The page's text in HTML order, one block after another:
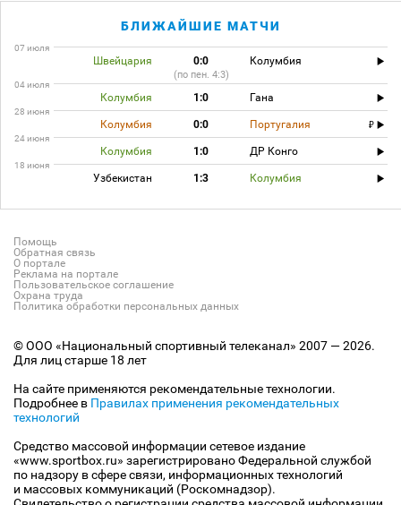
БЛИЖАЙШИЕ МАТЧИ
07 июля
Швейцария 0:0 Колумбия
(по пен. 4:3)
04 июля
Колумбия 1:0 Гана
28 июня
Колумбия 0:0 Португалия
24 июня
Колумбия 1:0 ДР Конго
18 июня
Узбекистан 1:3 Колумбия
Помощь
Обратная связь
О портале
Реклама на портале
Пользовательское соглашение
Охрана труда
Политика обработки персональных данных
© ООО «Национальный спортивный телеканал» 2007 — 2026.
Для лиц старше 18 лет
На сайте применяются рекомендательные технологии.
Подробнее в Правилах применения рекомендательных
технологий
Средство массовой информации сетевое издание
«www.sportbox.ru» зарегистрировано Федеральной службой
по надзору в сфере связи, информационных технологий
и массовых коммуникаций (Роскомнадзор).